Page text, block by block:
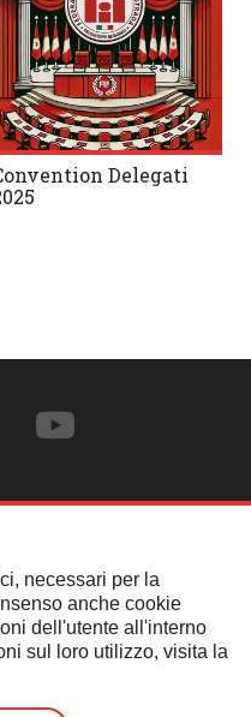
Delegati
850 0110- Email:
necessari per la
anche cookie
dell'utente all'interno
sul loro utilizzo, visita la